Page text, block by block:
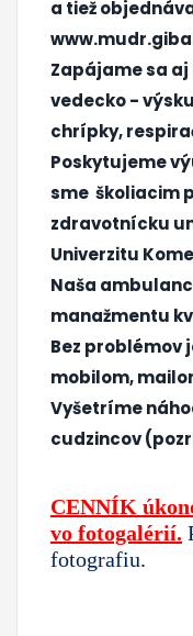
a tiež
Zapájame sa
vedecko -
chrípky,
Poskytujeme
sme školiacim
zdravotnícku
Univerzitu
Naša
manažmentu
Bez problémov
mobilom,
Vyšetríme
cudzincov
CENNÍK
vo fotogalérií.
fotografiu.